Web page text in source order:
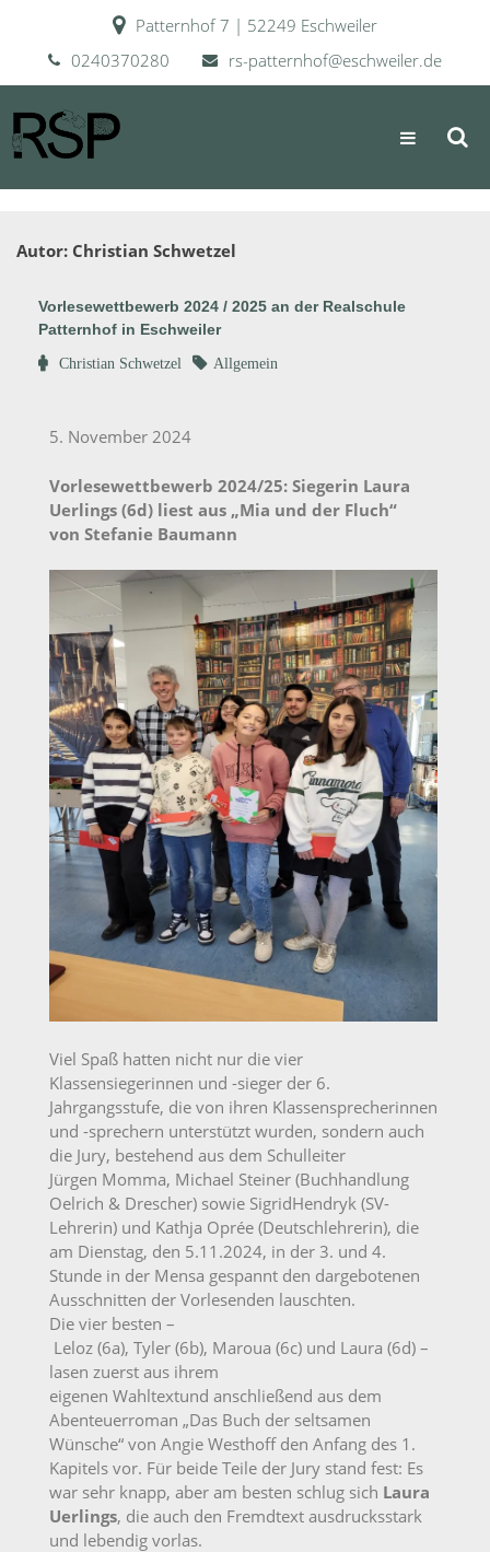
Patternhof 7 | 52249 Eschweiler
0240370280
rs-patternhof@eschweiler.de
Autor: Christian Schwetzel
Vorlesewettbewerb 2024 / 2025 an der Realschule
Patternhof in Eschweiler
2024
Christian Schwetzel Allgemein
5. November 2024
Vorlesewettbewerb 2024/25: Siegerin Laura
Uerlings (6d) liest aus „Mia und der Fluch“
von Stefanie Baumann
Viel Spaß hatten nicht nur die vier
Klassensiegerinnen und -sieger der 6.
Jahrgangsstufe, die von ihren Klassensprecherinnen
und -sprechern unterstützt wurden, sondern auch
die Jury, bestehend aus dem Schulleiter
Jürgen Momma, Michael Steiner (Buchhandlung
Oelrich & Drescher) sowie SigridHendryk (SV-
Lehrerin) und Kathja Oprée (Deutschlehrerin), die
am Dienstag, den 5.11.2024, in der 3. und 4.
Stunde in der Mensa gespannt den dargebotenen
Ausschnitten der Vorlesenden lauschten.
Die vier besten –
Leloz (6a), Tyler (6b), Maroua (6c) und Laura (6d) –
lasen zuerst aus ihrem
eigenen Wahltextund anschließend aus dem
Abenteuerroman „Das Buch der seltsamen
Wünsche“ von Angie Westhoff den Anfang des 1.
Kapitels vor. Für beide Teile der Jury stand fest: Es
war sehr knapp, aber am besten schlug sich Laura
Uerlings, die auch den Fremdtext ausdrucksstark
und lebendig vorlas.